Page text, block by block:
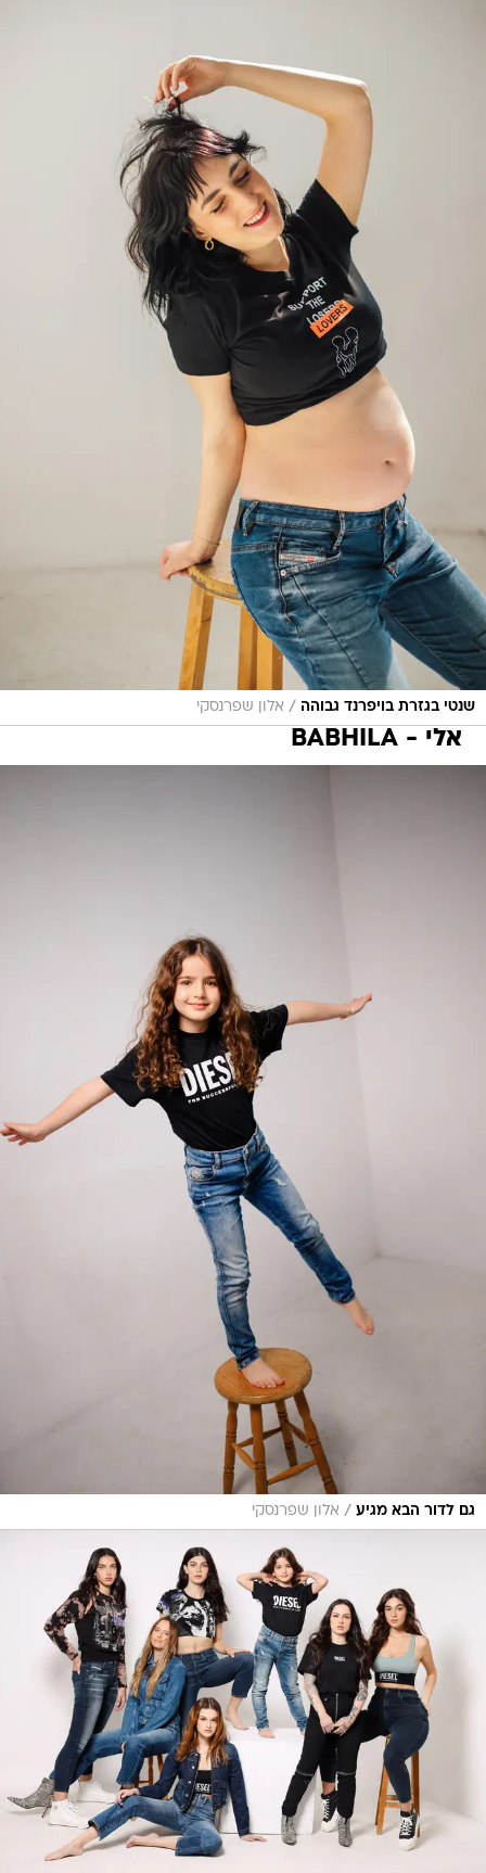
שנטי בגזרת בויפרנד גבוהה / אלון שפרנסקי
אלי - BABHILA
גם לדור הבא מגיע / אלון שפרנסקי